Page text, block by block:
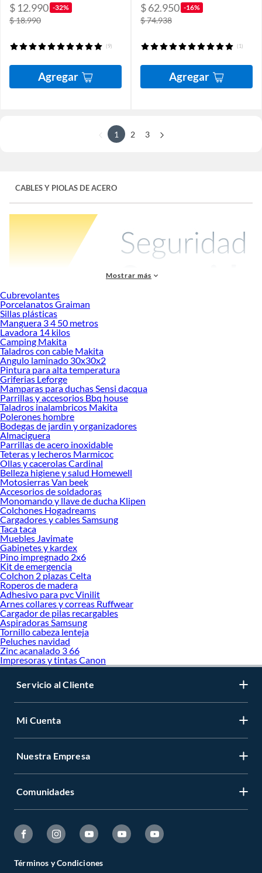
$ 12.990 -32%
$ 18.990
(9)
Agregar
$ 62.950 -16%
$ 74.938
(1)
Agregar
1 2 3
CABLES Y PIOLAS DE ACERO
Realiza amarres y enganches de seguridad para diferentes labores de
construcción, mampostería y muchos más usos de ferretería con los cables y
piolas de acero que tenemos en nuestra tienda online.
Cables acero inoxidable:
Los cables están fabricados por alambres de acero - algunos inxidable -
compuestos de carbono y que sirven para diferentes tareas, como elevación de
cargas, equipamientos de seguridad en las líneas de vida, refuerzo estructural en
las redes de protección contra caída de rocas, en equipos de elevación en
general, entre otras.
Otro de estos productos es el mosquetón, con el que podrás hacer amarres. Su
composición, generalmente de acero, te permitirá realizar
la sujeción de correas o cuerdas con terminaciones en ojales o argollas. La
curvatura y diámetro de su gancho permite que lo introduzcas en áreas de difícil
acceso manual como rejillas, ojales o argollas encontradas.
Encuentra en Sodimac todos los
inoxidable y cables de acero cincado que tenemos para ti ¡Elige los que necesites
y complementos tus proyectos!
Más productos con increíbles ofertas:
Cadenas, cuerdas y accesorios
Seguridad
Cuerdas y Eslingas de Amarre
Cadenas
Mostrar más
Cubrevolantes
Porcelanatos Graiman
Sillas plásticas
Manguera 3 4 50 metros
Lavadora 14 kilos
Camping Makita
Taladros con cable Makita
Angulo laminado 30x30x2
Pintura para alta temperatura
Griferias Leforge
Mamparas para duchas Sensi dacqua
Parrillas y accesorios Bbq house
Taladros inalambricos Makita
Polerones hombre
Bodegas de jardin y organizadores
Almaciguera
Parrillas de acero inoxidable
Teteras y lecheros Marmicoc
Ollas y cacerolas Cardinal
Belleza higiene y salud Homewell
Motosierras Van beek
Accesorios de soldadoras
Monomando y llave de ducha Klipen
Colchones Hogadreams
Cargadores y cables Samsung
Taca taca
Muebles Javimate
Gabinetes y kardex
Pino impregnado 2x6
Kit de emergencia
Colchon 2 plazas Celta
Roperos de madera
Adhesivo para pvc Vinilit
Arnes collares y correas Ruffwear
Cargador de pilas recargables
Aspiradoras Samsung
Tornillo cabeza lenteja
Peluches navidad
Zinc acanalado 3 66
Impresoras y tintas Canon
Servicio al Cliente
Mi Cuenta
Nuestra Empresa
Comunidades
Términos y Condiciones